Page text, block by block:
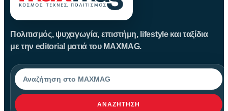
Πολιτισμός, ψυχαγωγία, επιστήμη, lifestyle και ταξίδια
με την editorial ματιά του MAXMAG.
Αναζήτηση
ΑΝΑΖΉΤΗΣΗ